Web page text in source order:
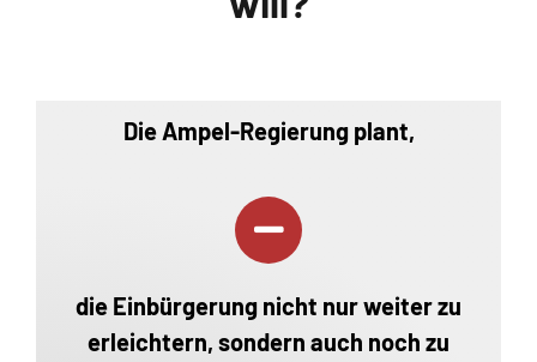
Die Ampel-Regierung plant,
die Einbürgerung nicht nur weiter zu
erleichtern, sondern auch noch zu